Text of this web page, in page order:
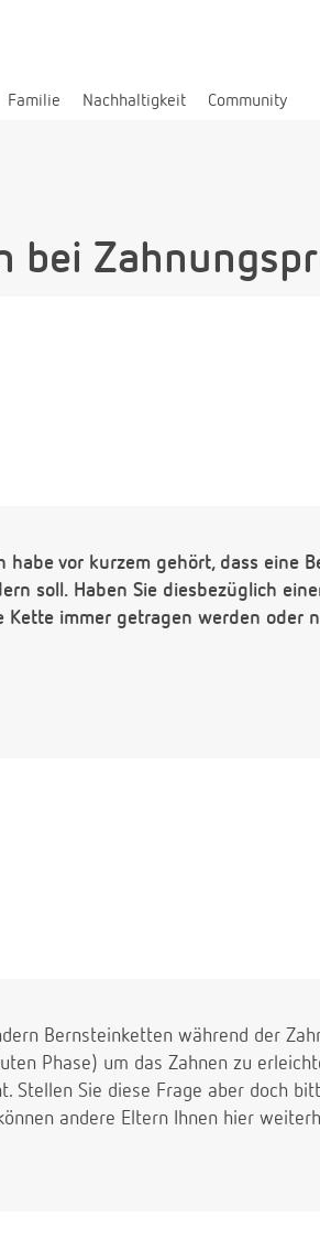
Familie Nachhaltigkeit Community
bei
habe vor kurzem gehört, dass eine
soll. Haben Sie diesbezüglich
immer getragen werden oder
Bernsteinketten während der
Phase) um das Zahnen zu
Stellen Sie diese Frage aber doch
andere Eltern Ihnen hier